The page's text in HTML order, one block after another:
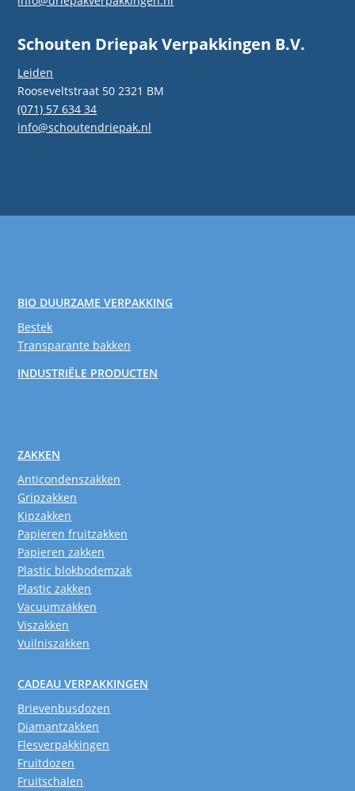
Schouten Driepak Verpakkingen B.V.
Leiden
Rooseveltstraat 50 2321 BM
(071) 57 634 34
info@schoutendriepak.nl
BIO DUURZAME VERPAKKING
Bestek
Transparante bakken
INDUSTRIËLE PRODUCTEN
ZAKKEN
Anticondenszakken
Gripzakken
Kipzakken
Papieren fruitzakken
Papieren zakken
Plastic blokbodemzak
Plastic zakken
Vacuumzakken
Viszakken
Vuilniszakken
CADEAU VERPAKKINGEN
Brievenbusdozen
Diamantzakken
Flesverpakkingen
Fruitdozen
Fruitschalen